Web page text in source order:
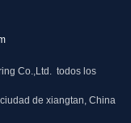
Co.,Ltd. todos los
de xiangtan, China